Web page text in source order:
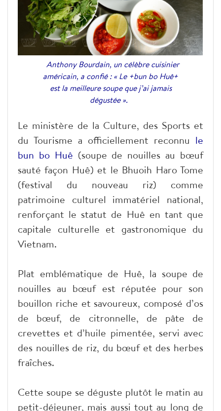
Anthony Bourdain, un célèbre cuisinier
américain, a confié : « Le +bun bo Huê+
est la meilleure soupe que j’ai jamais
dégustée ».
Le ministère de la Culture, des Sports et
du Tourisme a officiellement reconnu le
bun bo Huê (soupe de nouilles au bœuf
sauté façon Huê) et le Bhuoih Haro Tome
(festival du nouveau riz) comme
patrimoine culturel immatériel national,
renforçant le statut de Huê en tant que
capitale culturelle et gastronomique du
Vietnam.
Plat emblématique de Huê, la soupe de
nouilles au bœuf est réputée pour son
bouillon riche et savoureux, composé d’os
de bœuf, de citronnelle, de pâte de
crevettes et d’huile pimentée, servi avec
des nouilles de riz, du bœuf et des herbes
fraîches.
Cette soupe se déguste plutôt le matin au
petit-déjeuner, mais aussi tout au long de